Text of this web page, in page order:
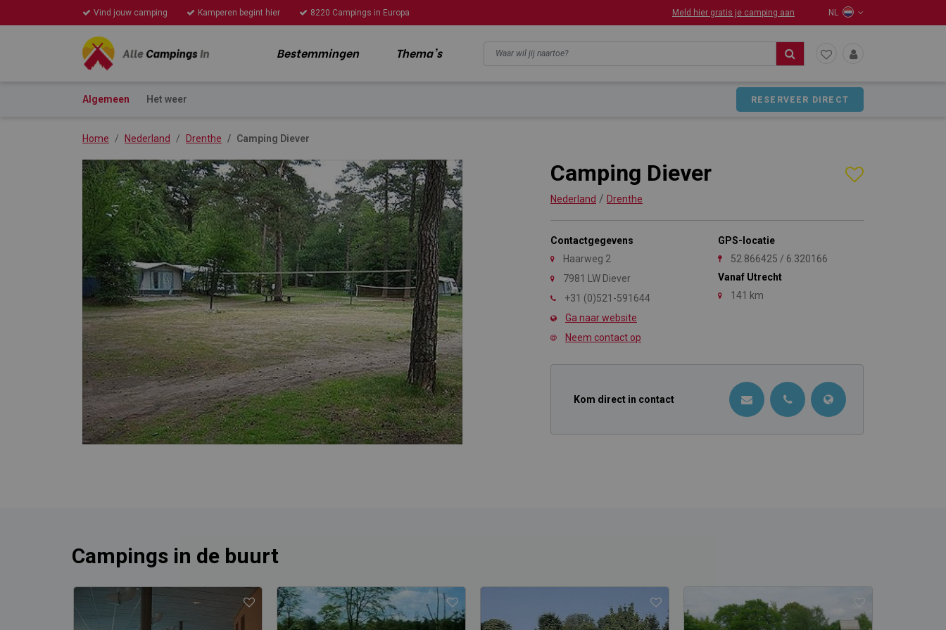
Vind jouw camping Kamperen begint hier 8220 Campings in Europa Meld hier gratis je camping aan NL
Bestemmingen Thema's
Algemeen Het weer RESERVEER DIRECT
Home Nederland Drenthe Camping Diever
Camping Diever
Nederland / Drenthe
Contactgegevens
Haarweg 2
7981 LW Diever
+31 (0)521-591644
Ga naar website
Neem contact op
GPS-locatie
52.866425 / 6.320166
Vanaf Utrecht
141 km
Kom direct in contact
Campings in de buurt